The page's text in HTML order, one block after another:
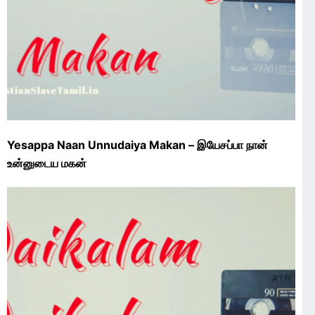
Yesappa Naan Unnudaiya Makan – இயேசப்பா நான்
உன்னுடைய மகன்